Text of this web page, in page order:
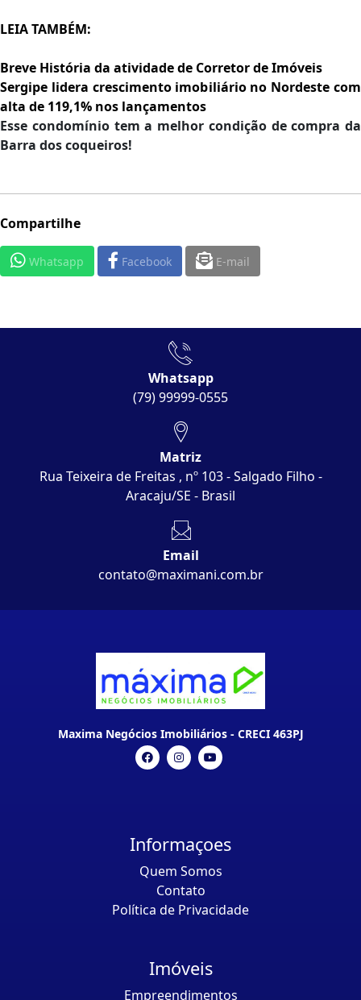
LEIA TAMBÉM:
Breve História da atividade de Corretor de Imóveis
Sergipe lidera crescimento imobiliário no Nordeste com
alta de 119,1% nos lançamentos
Esse condomínio tem a melhor condição de compra da
Barra dos coqueiros!
Compartilhe
Whatsapp Facebook E-mail
Whatsapp
(79) 99999-0555
Matriz
Rua Teixeira de Freitas , nº 103 - Salgado Filho -
Aracaju/SE - Brasil
Email
contato@maximani.com.br
Maxima Negócios Imobiliários - CRECI 463PJ
Informaçoes
Quem Somos
Contato
Política de Privacidade
Imóveis
Empreendimentos